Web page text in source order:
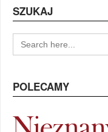
SZUKAJ
SEARCH
FOR:
POLECAMY